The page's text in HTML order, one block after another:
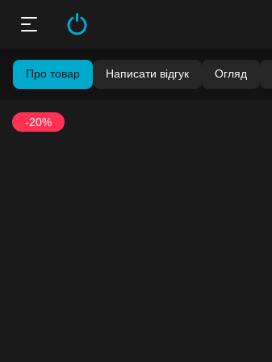
Про товар Написати відгук Огляд
-20%